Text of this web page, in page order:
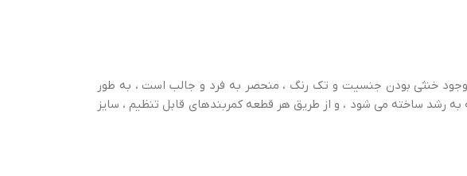
وجود خنثی بودن جنسیت و تک رنگ ، منحصر به فرد و جالب است ، به طور
رشد ساخته می شود ، و از طریق هر قطعه کمربندهای قابل تنظیم ، سایز